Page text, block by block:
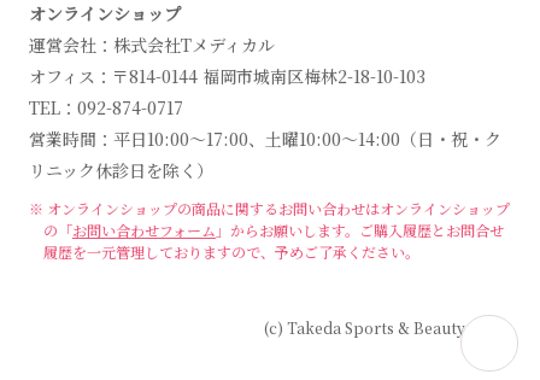
オンラインショップ
運営会社：株式会社Tメディカル
オフィス：〒814-0144 福岡市城南区梅林2-18-10-103
TEL：092-874-0717
営業時間：平日10:00～17:00、土曜10:00～14:00（日・祝・ク
リニック休診日を除く）
※ オンラインショップの商品に関するお問い合わせはオンラインショップ
の「お問い合わせフォーム 」からお願いします。 ご購入履歴とお問合せ
履歴を一元管理しておりますので、予めご了承ください。
(c) Takeda Sports & Beauty Clinic